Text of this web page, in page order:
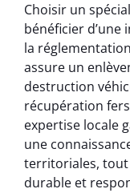
Choisir un
bénéficier
la
assure un
destruction
récupération
expertise locale
une
territoriales, tout
durable et